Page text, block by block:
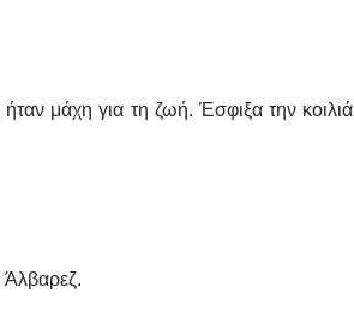
μάχη για τη ζωή. Έσφιξα την κοιλιά
Άλβαρεζ.